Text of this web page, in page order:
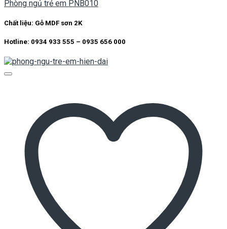
Phòng ngủ trẻ em PNB010
Chất liệu: Gỗ MDF sơn 2K
Hotline: 0934 933 555 – 0935 656 000